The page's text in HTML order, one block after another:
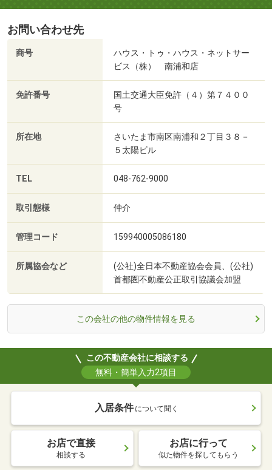
お問い合わせ先
商号
ハウス・トゥ・ハウス・ネットサー
ビス（株） 南浦和店
免許番号
国土交通大臣免許（４）第７４００
号
所在地
さいたま市南区南浦和２丁目３８－
５太陽ビル
TEL 048-762-9000
取引態様 仲介
管理コード 159940005086180
所属協会など
(公社)全日本不動産協会会員、(公社)
首都圏不動産公正取引協議会加盟
この会社の他の物件情報を見る
この不動産会社に相談する
無料・簡単入力2項目
入居条件 について聞く
お店で直接
相談する
お店に行って
似た物件を探してもらう